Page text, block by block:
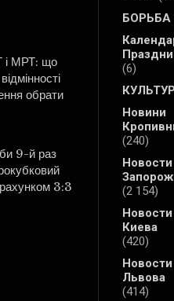
і МРТ: що
обрати
9-й раз
3:3
БОРЬБА
(6)
Новини
(240)
Новости
(2 154)
Новости
Киева
(420)
Новости
Львова
(414)